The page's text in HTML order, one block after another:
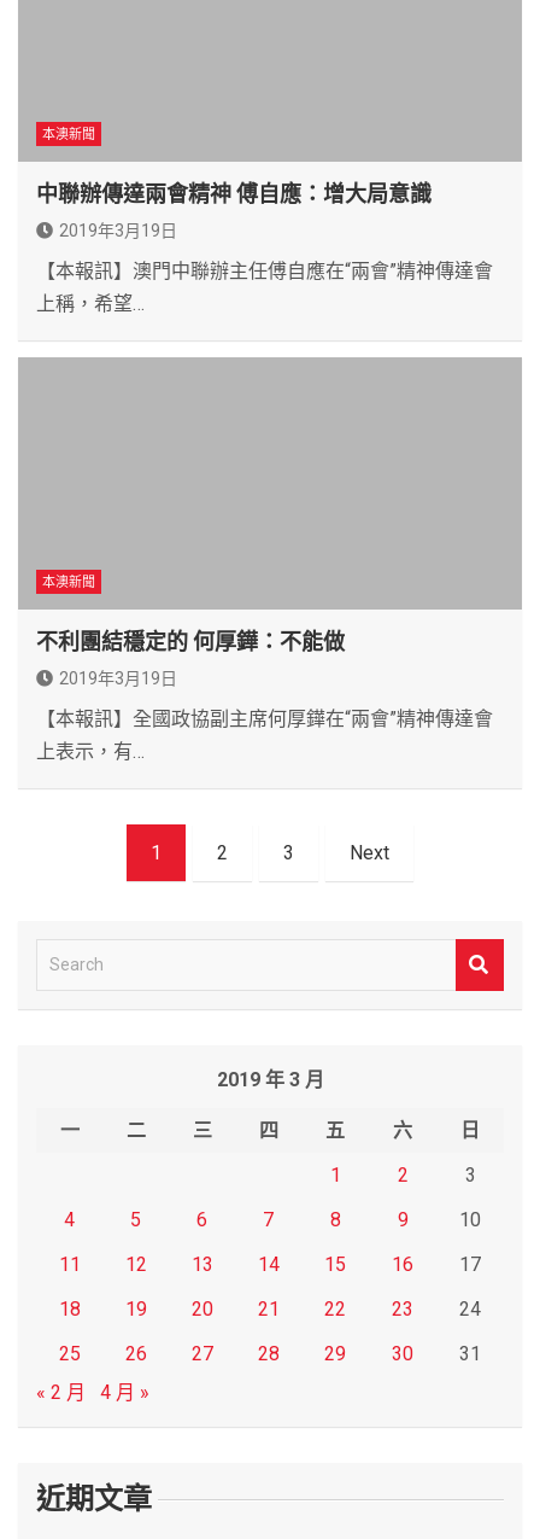
本澳新聞
中聯辦傳達兩會精神 傅自應：增大局意識
2019年3月19日
【本報訊】澳門中聯辦主任傅自應在“兩會”精神傳達會
上稱，希望…
本澳新聞
不利團結穩定的 何厚鏵：不能做
2019年3月19日
【本報訊】全國政協副主席何厚鏵在“兩會”精神傳達會
上表示，有…
1 2 3 Next
e
2019 年 3 月
一 二 三 四 五 六
日
1
2
3
4
5 6 7 8 9
10
11
12 13 14 15 16
17
18
19 20 21 22 23
24
25
26 27 28 29 30
31
« 2 月
4 月 »
近期文章